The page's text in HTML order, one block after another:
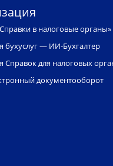
в налоговые органы»
бухуслуг — ИИ-Бухгалтер
Справок для налоговых
документооборот